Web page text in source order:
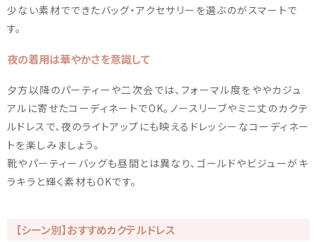
少ない素材でできたバッグ・アクセサリーを選ぶのがスマートで
す。
夜の着用は華やかさを意識して
夕方以降のパーティーや二次会では、フォーマル度をややカジュ
アルに寄せたコーディネートでOK。ノースリーブやミニ丈のカクテ
ルドレスで、夜のライトアップにも映えるドレッシーなコーディネー
トを楽しみましょう。
靴やパーティーバッグも昼間とは異なり、ゴールドやビジューがキ
ラキラと輝く素材もOKです。
【シーン別】おすすめカクテルドレス